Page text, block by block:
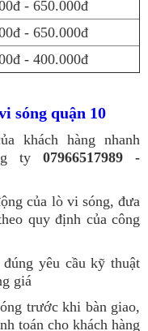
- 650.000đ
- 650.000đ
- 400.000đ
sóng quận 10
khách hàng nhanh
ty 07966517989 -
của lò vi sóng, đưa
quy định của công
yêu cầu kỹ thuật
giá
trước khi bàn giao,
toán cho khách hàng